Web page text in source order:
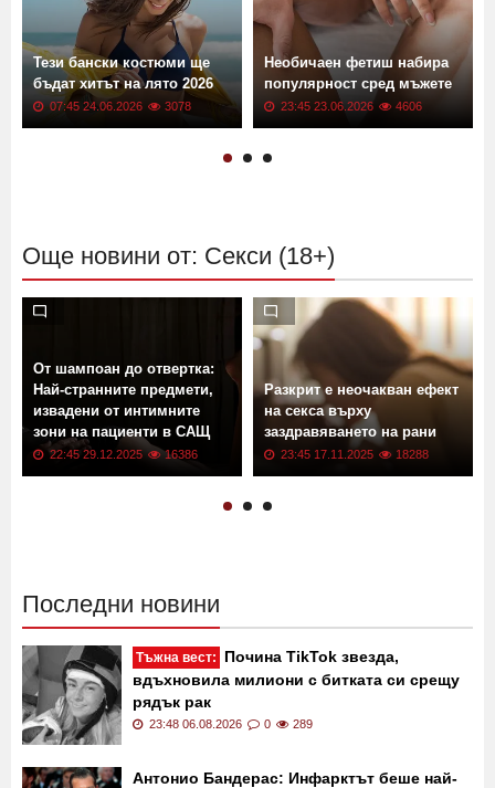
Тези бански костюми ще
бъдат хитът на лято 2026
07:45 24.06.2026 3078
Необичаен фетиш набира
популярност сред мъжете
23:45 23.06.2026 4606
Още новини от: Секси (18+)
От шампоан до отвертка:
Най-странните предмети,
извадени от интимните
зони на пациенти в САЩ
22:45 29.12.2025 16386
Разкрит е неочакван ефект
на секса върху
заздравяването на рани
23:45 17.11.2025 18288
Последни новини
Тъжна вест:
Почина TikTok звезда,
вдъхновила милиони с битката си срещу
рядък рак
23:48 06.08.2026 0 289
Антонио Бандерас: Инфарктът беше най-